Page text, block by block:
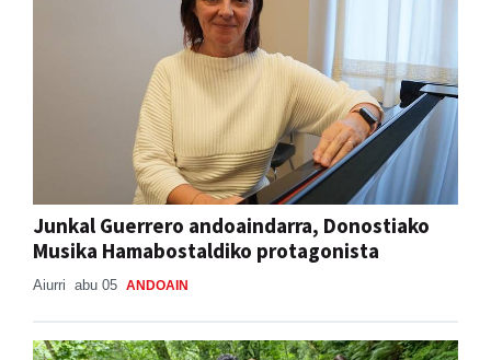
Junkal Guerrero andoaindarra, Donostiako
Musika Hamabostaldiko protagonista
Aiurri abu 05 ANDOAIN